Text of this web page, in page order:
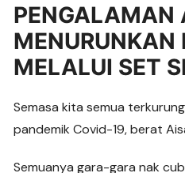
PENGALAMAN
MENURUNKAN
MELALUI SET
Semasa kita semua
pandemik Covid-19, berat
Semuanya gara-gara nak